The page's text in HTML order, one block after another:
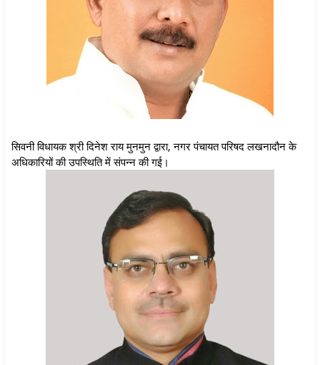
सिवनी विधायक श्री दिनेश राय मुनमुन द्वारा, नगर पंचायत परिषद लखनादौन के
अधिकारियों की उपस्थिति में संपन्न की गई।